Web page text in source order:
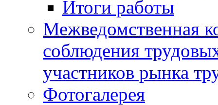
Итоги работы
Межведомственная
соблюдения
участников рынка
Фотогалерея